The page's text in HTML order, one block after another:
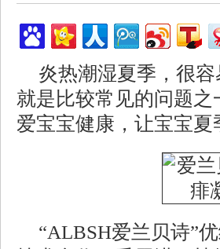
炎热潮湿夏季，很
就是比较常见的问题
爱宝宝健康，让宝宝夏
“ALBSH爱兰贝诗”